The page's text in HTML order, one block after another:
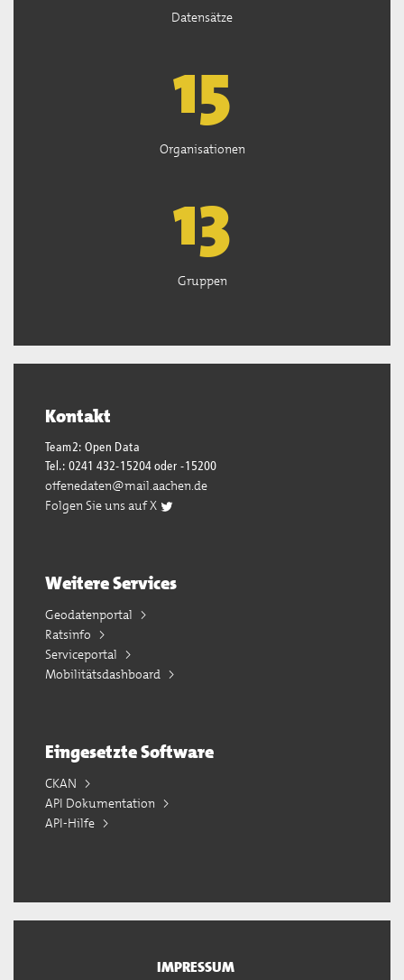
Datensätze
15
Organisationen
13
Gruppen
Kontakt
Team2: Open Data
Tel.: 0241 432-15204 oder -15200
offenedaten@mail.aachen.de
Folgen Sie uns auf X
Weitere Services
Geodatenportal
Ratsinfo
Serviceportal
Mobilitätsdashboard
Eingesetzte Software
CKAN
API Dokumentation
API-Hilfe
IMPRESSUM